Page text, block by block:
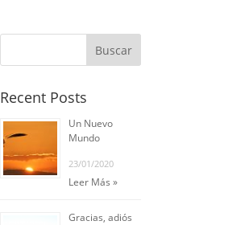
Recent Posts
Un Nuevo
Mundo
23/01/2020
Leer Más »
Gracias, adiós